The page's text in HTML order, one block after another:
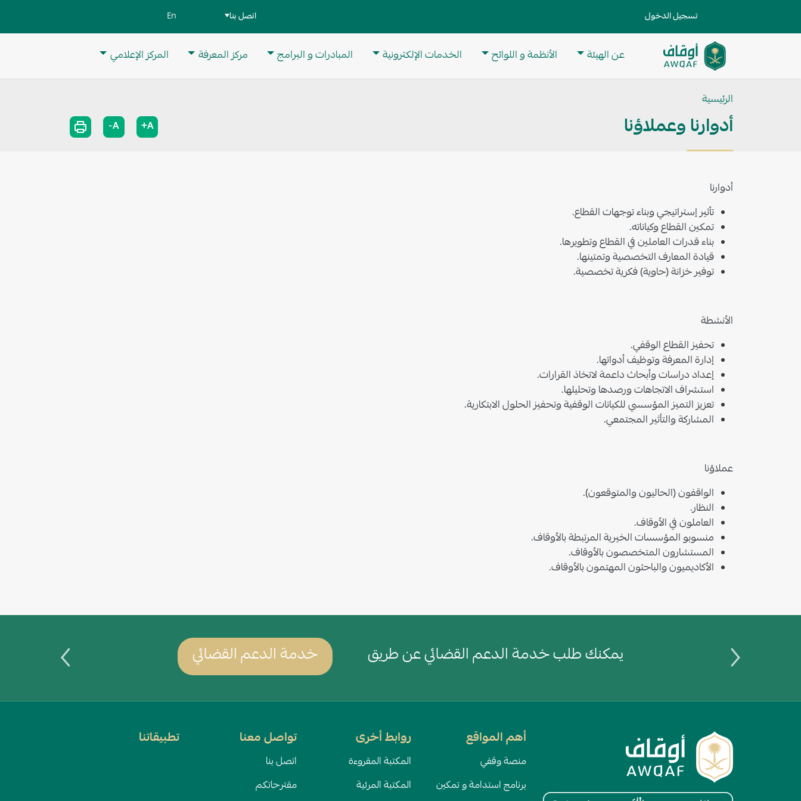
User account menu
تسجيل الدخول اتصل بنا En
Main navigation
عن الهيئة الأنظمة و اللوائح الخدمات الإلكترونية المبادرات و البرامج مركز المعرفة المركز الإعلامي
الرئيسية
أدوارنا وعملاؤنا A+
A-
أدوارنا
تأثير إستراتيجي وبناء توجهات القطاع.
تمكين القطاع وكياناته.
بناء قدرات العاملين في القطاع وتطويرها.
قيادة المعارف التخصصية وتمتينها.
توفير خزانة (حاوية) فكرية تخصصية.
الأنشطة
تحفيز القطاع الوقفي.
إدارة المعرفة وتوظيف أدواتها.
إعداد دراسات وأبحاث داعمة لاتخاذ القرارات.
استشراف الاتجاهات ورصدها وتحليلها.
تعزيز التميز المؤسسي للكيانات الوقفية وتحفيز الحلول الابتكارية.
المشاركة والتأثير المجتمعي.
عملاؤنا
الواقفون (الحاليون والمتوقعون).
النظار.
العاملون في الأوقاف.
منسوبو المؤسسات الخيرية المرتبطة بالأوقاف.
المستشارون المتخصصون بالأوقاف.
الأكاديميون والباحثون المهتمون بالأوقاف.
يمكنك طلب خدمة الدعم القضائي عن طريق خدمة الدعم القضائي
أهم المواقع
منصة وقفي
برنامج استدامة و تمكين
روابط أخرى
المكتبة المقروءة
المكتبة المرئية
تواصل معنا
اتصل بنا
مقترحاتكم
تطبيقاتنا